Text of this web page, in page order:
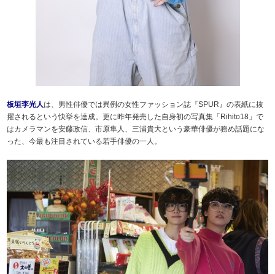
板垣李光人は、男性俳優では異例の女性ファッション誌『SPUR』の表紙に抜
擢されるという快挙を達成。更に昨年発売した自身初の写真集「Rihito18」で
はカメラマンを安藤政信、市原隼人、三浦貴大という豪華俳優が務め話題にな
った、今最も注目されている若手俳優の一人。